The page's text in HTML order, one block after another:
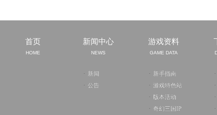
首页
HOME
新闻中心
NEWS
游戏资料
GAME DATA
· 新闻
· 公告
· 新手指南
· 游戏特色站
· 版本活动
· 奇幻三国IP
·
·
·
·